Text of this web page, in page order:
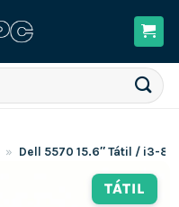
» Dell 5570 15.6″ Tátil / i3-
TÁTIL